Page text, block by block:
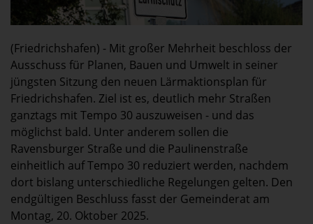
(Friedrichshafen) - Mit großer Mehrheit beschloss der
Ausschuss für Planen, Bauen und Umwelt in seiner
jüngsten Sitzung den neuen Lärmaktionsplan für
Friedrichshafen. Ziel ist es, deutlich mehr Straßen
ganztags mit Tempo 30 auszuweisen - und das
möglichst bald. Unter anderem sollen die
Ravensburger Straße und die Paulinenstraße
einheitlich auf Tempo 30 reduziert werden, nachdem
dort bislang unterschiedliche Regelungen gelten. Den
endgültigen Beschluss fasst der Gemeinderat am
Montag, 20. Oktober 2025.